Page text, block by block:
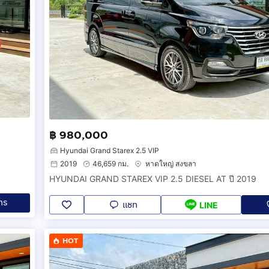
ร
฿ 980,000
Hyundai Grand Starex 2.5 VIP
2019
46,659 กม. หาดใหญ่ สงขลา
HYUNDAI GRAND STAREX VIP 2.5 DIESEL AT ปี 2019
แชท LINE
HOT